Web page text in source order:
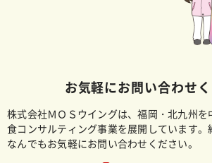
お気軽にお問い合わせ
株式会社ＭＯＳウイングは、福岡・北九州を
食コンサルティング事業を展開しています。
なんでもお気軽にお問い合わせください。